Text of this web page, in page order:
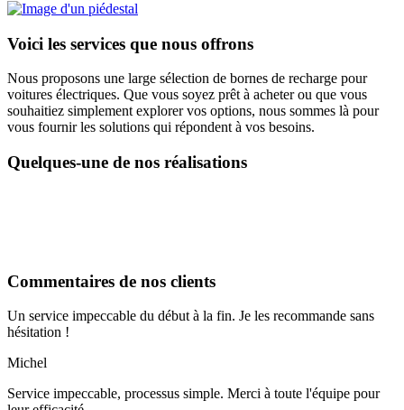
Voici les services que nous offrons
Nous proposons une large sélection de bornes de recharge pour
voitures électriques. Que vous soyez prêt à acheter ou que vous
souhaitiez simplement explorer vos options, nous sommes là pour
vous fournir les solutions qui répondent à vos besoins.
Quelques-une de nos réalisations
Commentaires de nos clients
Un service impeccable du début à la fin. Je les recommande sans
hésitation !
Michel
Service impeccable, processus simple. Merci à toute l'équipe pour